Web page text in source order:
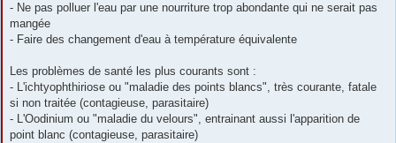
- Ne pas polluer l'eau par une nourriture trop abondante qui ne serait pas
mangée
- Faire des changement d'eau à température équivalente
Les problèmes de santé les plus courants sont :
- L'ichtyophthiriose ou "maladie des points blancs", très courante, fatale
si non traitée (contagieuse, parasitaire)
- L'Oodinium ou "maladie du velours", entrainant aussi l'apparition de
point blanc (contagieuse, parasitaire)